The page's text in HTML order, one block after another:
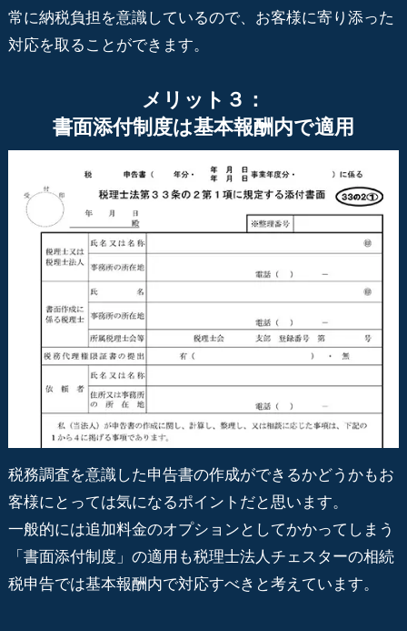
常に納税負担を意識しているので、お客様に寄り添った
対応を取ることができます。
メリット３：
書面添付制度は基本報酬内で適用
税務調査を意識した申告書の作成ができるかどうかもお
客様にとっては気になるポイントだと思います。
一般的には追加料金のオプションとしてかかってしまう
「書面添付制度」の適用も税理士法人チェスターの相続
税申告では基本報酬内で対応すべきと考えています。